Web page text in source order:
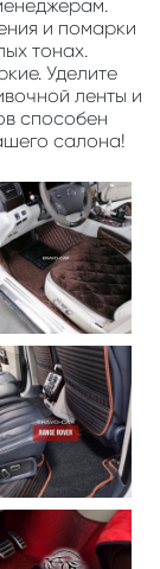
и помарки
тонах.
Уделите
ленты и
способен
салона!